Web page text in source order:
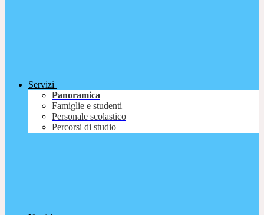
Servizi
Panoramica
Famiglie e studenti
Personale scolastico
Percorsi di studio